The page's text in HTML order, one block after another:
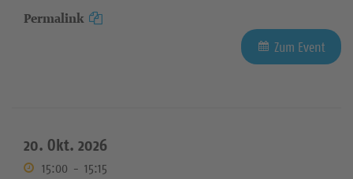
Permalink
Zum Event
20. Okt. 2026
15:00 - 15:15